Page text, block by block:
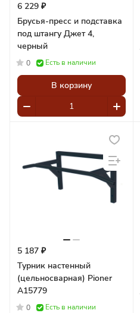
6 229 ₽
Брусья-пресс и подставка
под штангу Джет 4,
черный
0 Есть в наличии
В корзину
5 187 ₽
Турник настенный
(цельносварная) Pioner
A15779
0 Есть в наличии